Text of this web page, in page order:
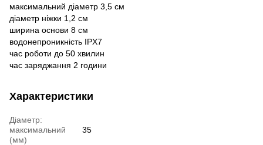
максимальний діаметр 3,5 см
діаметр ніжки 1,2 см
ширина основи 8 см
водонепроникність IPX7
час роботи до 50 хвилин
час заряджання 2 години
Характеристики
Діаметр:
максимальний
(мм)
35